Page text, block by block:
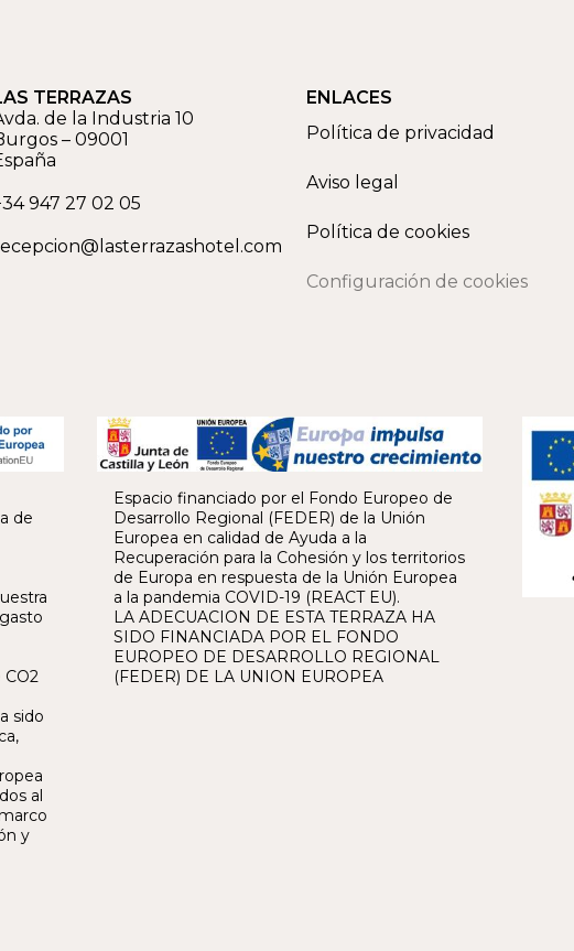
TERRAZAS
de la Industria 10
– 09001
947 27 02 05
ENLACES
Política de privacidad
Aviso legal
Política de cookies
Configuración de cookies
de
sido
al
y
Espacio financiado por el Fondo Europeo de
Desarrollo Regional (FEDER) de la Unión
Europea en calidad de Ayuda a la
Recuperación para la Cohesión y los territorios
de Europa en respuesta de la Unión Europea
a la pandemia COVID-19 (REACT EU).
LA ADECUACION DE ESTA TERRAZA HA
SIDO FINANCIADA POR EL FONDO
EUROPEO DE DESARROLLO REGIONAL
(FEDER) DE LA UNION EUROPEA